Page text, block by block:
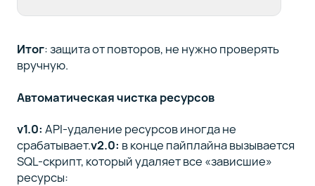
Итог: защита от повторов, не нужно проверять
вручную.
Автоматическая чистка ресурсов
v1.0: API-удаление ресурсов иногда не
срабатывает.v2.0: в конце пайплайна вызывается
SQL-скрипт, который удаляет все «зависшие»
ресурсы: